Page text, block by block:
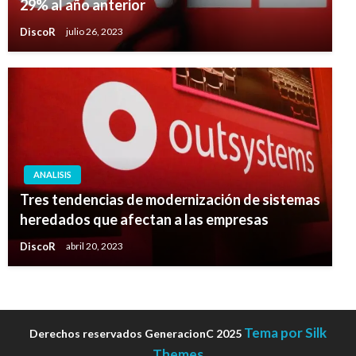
29% al año anterior
DiscoR julio 26, 2023
ANALISIS
Tres tendencias de modernización de sistemas
heredados que afectan a las empresas
DiscoR abril 20, 2023
Derechos reservados GeneracionC 2025 Tema por Silk